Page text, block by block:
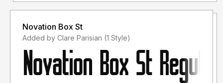
Novation Box St
Added by Clare Parisian (1 Style)